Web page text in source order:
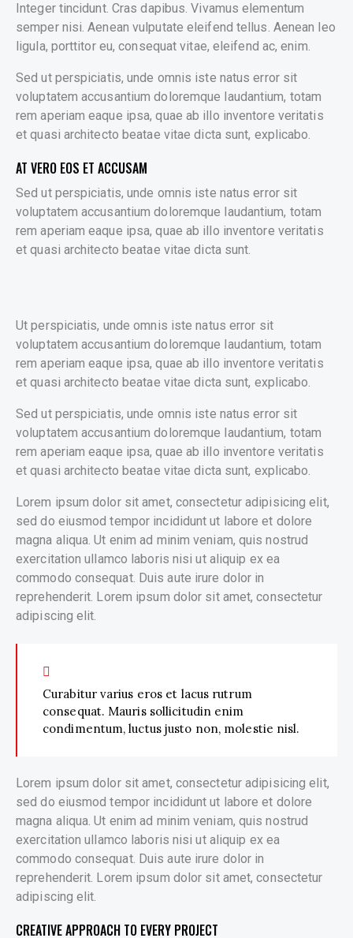
Integer tincidunt. Cras dapibus. Vivamus elementum
semper nisi. Aenean vulputate eleifend tellus. Aenean leo
ligula, porttitor eu, consequat vitae, eleifend ac, enim.
Sed ut perspiciatis, unde omnis iste natus error sit
voluptatem accusantium doloremque laudantium, totam
rem aperiam eaque ipsa, quae ab illo inventore veritatis
et quasi architecto beatae vitae dicta sunt, explicabo.
AT VERO EOS ET ACCUSAM
Sed ut perspiciatis, unde omnis iste natus error sit
voluptatem accusantium doloremque laudantium, totam
rem aperiam eaque ipsa, quae ab illo inventore veritatis
et quasi architecto beatae vitae dicta sunt.
Ut perspiciatis, unde omnis iste natus error sit
voluptatem accusantium doloremque laudantium, totam
rem aperiam eaque ipsa, quae ab illo inventore veritatis
et quasi architecto beatae vitae dicta sunt, explicabo.
Sed ut perspiciatis, unde omnis iste natus error sit
voluptatem accusantium doloremque laudantium, totam
rem aperiam eaque ipsa, quae ab illo inventore veritatis
et quasi architecto beatae vitae dicta sunt, explicabo.
Lorem ipsum dolor sit amet, consectetur adipisicing elit,
sed do eiusmod tempor incididunt ut labore et dolore
magna aliqua. Ut enim ad minim veniam, quis nostrud
exercitation ullamco laboris nisi ut aliquip ex ea
commodo consequat. Duis aute irure dolor in
reprehenderit. Lorem ipsum dolor sit amet, consectetur
adipiscing elit.
Curabitur varius eros et lacus rutrum
consequat. Mauris sollicitudin enim
condimentum, luctus justo non, molestie nisl.
Lorem ipsum dolor sit amet, consectetur adipisicing elit,
sed do eiusmod tempor incididunt ut labore et dolore
magna aliqua. Ut enim ad minim veniam, quis nostrud
exercitation ullamco laboris nisi ut aliquip ex ea
commodo consequat. Duis aute irure dolor in
reprehenderit. Lorem ipsum dolor sit amet, consectetur
adipiscing elit.
CREATIVE APPROACH TO EVERY PROJECT